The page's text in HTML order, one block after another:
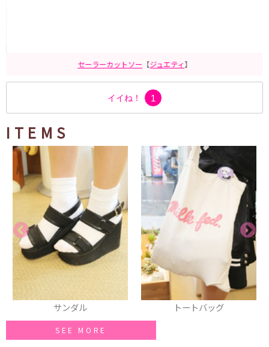
セーラーカットソー 【ジュエティ】
イイね！ 1
ITEMS
サンダル トートバッグ
SEE MORE